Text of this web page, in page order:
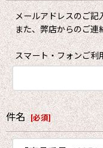
メールアドレスのご記
また、弊店からのご連
スマート・フォンご利
件名 [必須]